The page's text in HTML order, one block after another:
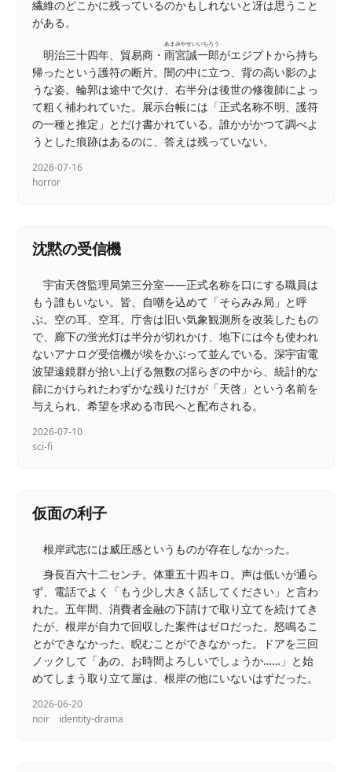
繊維のどこかに残っているのかもしれないと冴は思うこと
がある。
明治三十四年、貿易商・雨宮誠一郎
あまみやせいいちろう
がエジプトから持ち
帰ったという護符の断片。闇の中に立つ、背の高い影のよ
うな姿。輪郭は途中で欠け、右半分は後世の修復師によっ
て粗く補われていた。展示台帳には「正式名称不明、護符
の一種と推定」とだけ書かれている。誰かがかつて調べよ
うとした痕跡はあるのに、答えは残っていない。
2026-07-16
horror
沈黙の受信機
宇宙天啓監理局第三分室――正式名称を口にする職員は
もう誰もいない。皆、自嘲を込めて「そらみみ局」と呼
ぶ。空の耳、空耳。庁舎は旧い気象観測所を改装したもの
で、廊下の蛍光灯は半分が切れかけ、地下には今も使われ
ないアナログ受信機が埃をかぶって並んでいる。深宇宙電
波望遠鏡群が拾い上げる無数の揺らぎの中から、統計的な
篩にかけられたわずかな残りだけが「天啓」という名前を
与えられ、希望を求める市民へと配布される。
2026-07-10
sci-fi
仮面の利子
根岸武志には威圧感というものが存在しなかった。
身長百六十二センチ。体重五十四キロ。声は低いが通ら
ず、電話でよく「もう少し大きく話してください」と言わ
れた。五年間、消費者金融の下請けで取り立てを続けてき
たが、根岸が自力で回収した案件はゼロだった。怒鳴るこ
とができなかった。睨むことができなかった。ドアを三回
ノックして「あの、お時間よろしいでしょうか……」と始
めてしまう取り立て屋は、根岸の他にいないはずだった。
2026-06-20
noir
identity-drama